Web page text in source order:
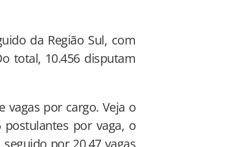
da Região Sul, com
total, 10.456 disputam
vagas por cargo. Veja o
por vaga, o
por 20,47 vagas